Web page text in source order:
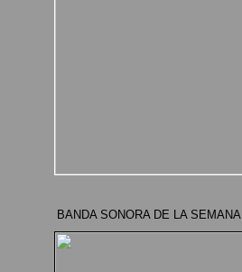
BANDA SONORA DE LA SEMANA